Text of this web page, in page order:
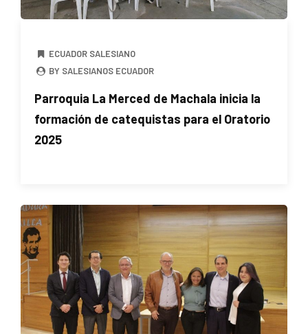
ECUADOR SALESIANO
BY SALESIANOS ECUADOR
Parroquia La Merced de Machala inicia la
formación de catequistas para el Oratorio
2025